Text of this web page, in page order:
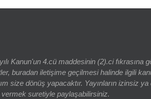
Kanun'un 4.cü maddesinin (2).ci fıkrasına
buradan iletişime geçilmesi halinde ilgili
dönüş yapacaktır. Yayınların izinsiz ya
vermek suretiyle paylaşabilirsiniz.